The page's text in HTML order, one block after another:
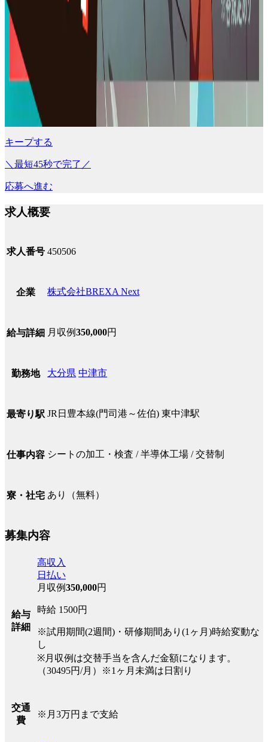
キープする
＼最短45秒で完了／
応募へ進む
求人概要
求人番号 450506
企業 株式会社BREXA Next
給与詳細 月収例350,000円
勤務地 大分県 中津市
最寄り駅 JR日豊本線(門司港～佐伯) 東中津駅
仕事内容 シートの加工・検査 / 半導体工場 / 交替制
寮・社宅 あり（無料）
募集内容
給与
詳細
高収入
日払い
月収例350,000円
時給 1500円
※試用期間(2週間)・研修期間あり(1ヶ月)時給変動な
し
※月収例は交替手当を含んだ金額になります。
（30495円/月）※1ヶ月未満は日割り
交通
費
※月3万円まで支給